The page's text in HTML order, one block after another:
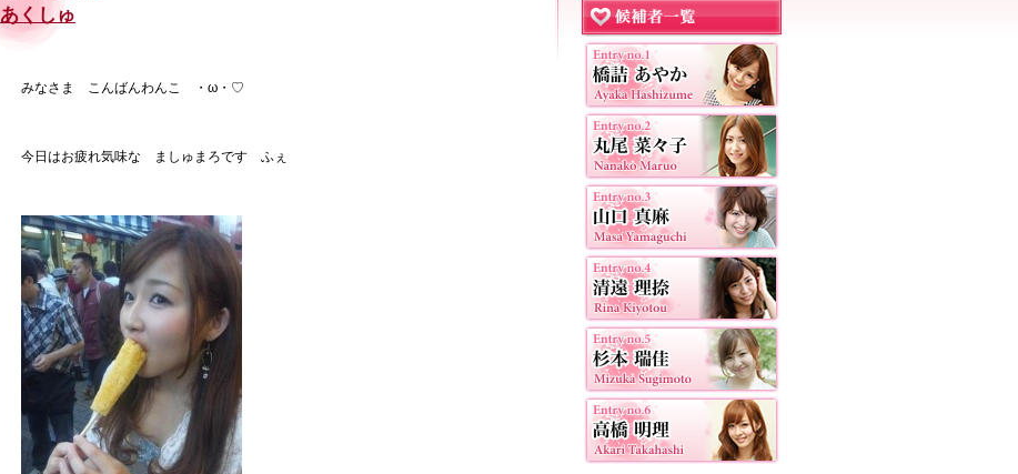
あくしゅ
みなさま こんばんわんこ ・ω・♡
今日はお疲れ気味な ましゅまろです ふぇ